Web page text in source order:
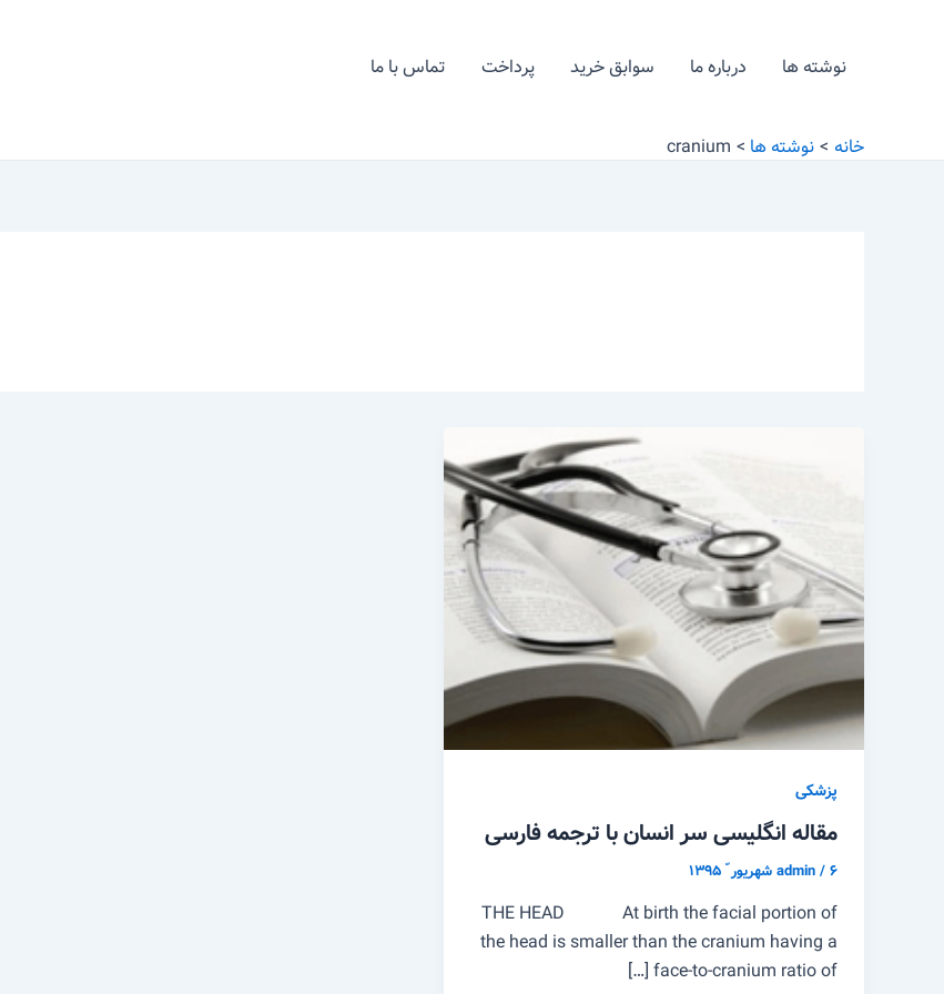
نوشته ها درباره ما سوابق خرید پرداخت تماس با ما
خانه نوشته ها cranium
پزشکی
مقاله انگلیسی سر انسان با ترجمه فارسی
admin/۶ شهریور ّ ۱۳۹۵
THE HEAD At birth the facial portion of
the head is smaller than the cranium having a
face-to-cranium ratio of […]